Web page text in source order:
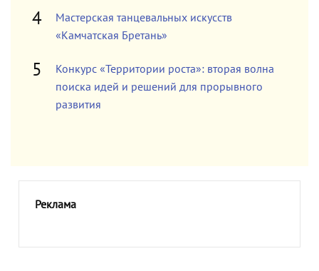
Мастерская танцевальных искусств
«Камчатская Бретань»
Конкурс «Территории роста»: вторая волна
поиска идей и решений для прорывного
развития
Реклама